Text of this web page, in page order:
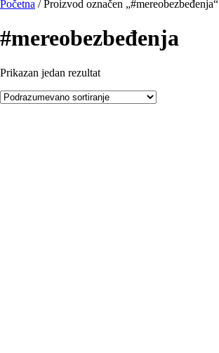
Početna / Proizvod označen „#mereobezbeđenja“
#mereobezbeđenja
Prikazan jedan rezultat